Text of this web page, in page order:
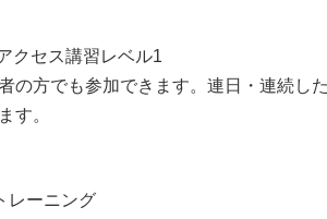
クセス講習レベル1
の方でも参加できます。連日・連続し
す。
レーニング